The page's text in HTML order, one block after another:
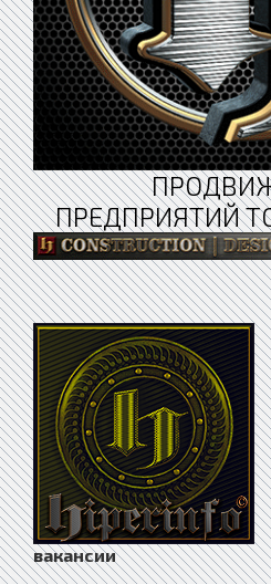
ПРЕДПРИЯТИЙ
вакансии